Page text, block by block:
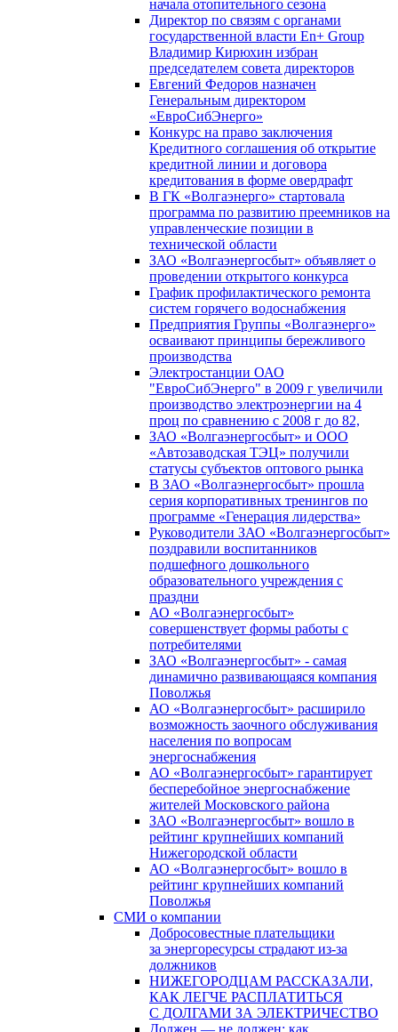
начала отопительного сезона
Директор по связям с органами
государственной власти En+ Group
Владимир Кирюхин избран
председателем совета директоров
Евгений Федоров назначен
Генеральным директором
«ЕвроСибЭнерго»
Конкурс на право заключения
Кредитного соглашения об открытие
кредитной линии и договора
кредитования в форме овердрафт
В ГК «Волгаэнерго» стартовала
программа по развитию преемников на
управленческие позиции в
технической области
ЗАО «Волгаэнергосбыт» объявляет о
проведении открытого конкурса
График профилактического ремонта
систем горячего водоснабжения
Предприятия Группы «Волгаэнерго»
осваивают принципы бережливого
производства
Электростанции ОАО
"ЕвроСибЭнерго" в 2009 г увеличили
производство электроэнергии на 4
проц по сравнению с 2008 г до 82,
ЗАО «Волгаэнергосбыт» и ООО
«Автозаводская ТЭЦ» получили
статусы субъектов оптового рынка
В ЗАО «Волгаэнергосбыт» прошла
серия корпоративных тренингов по
программе «Генерация лидерства»
Руководители ЗАО «Волгаэнергосбыт»
поздравили воспитанников
подшефного дошкольного
образовательного учреждения с
праздни
АО «Волгаэнергосбыт»
совершенствует формы работы с
потребителями
ЗАО «Волгаэнергосбыт» - самая
динамично развивающаяся компания
Поволжья
АО «Волгаэнергосбыт» расширило
возможность заочного обслуживания
населения по вопросам
энергоснабжения
АО «Волгаэнергосбыт» гарантирует
бесперебойное энергоснабжение
жителей Московского района
ЗАО «Волгаэнергосбыт» вошло в
рейтинг крупнейших компаний
Нижегородской области
АО «Волгаэнергосбыт» вошло в
рейтинг крупнейших компаний
Поволжья
СМИ о компании
Добросовестные плательщики
за энергоресурсы страдают из-за
должников
НИЖЕГОРОДЦАМ РАССКАЗАЛИ,
КАК ЛЕГЧЕ РАСПЛАТИТЬСЯ
С ДОЛГАМИ ЗА ЭЛЕКТРИЧЕСТВО